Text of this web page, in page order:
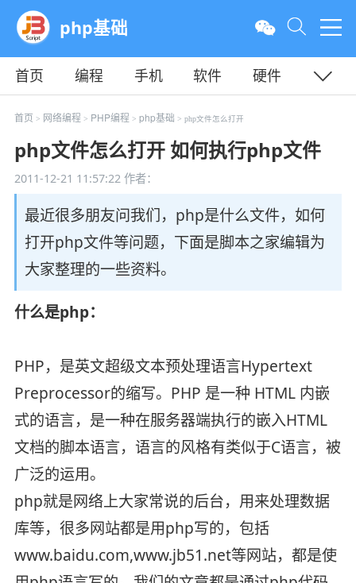
php基础
首页 编程 手机 软件
硬件
教程
平面 服务器
首页 > 网络编程 > PHP编程 > php基础 > php文件怎么打开
php文件怎么打开 如何执行php文件
2011-12-21 11:57:22作者：
最近很多朋友问我们，php是什么文件，如何
打开php文件等问题，下面是脚本之家编辑为
大家整理的一些资料。
什么是php：
PHP，是英文超级文本预处理语言Hypertext
Preprocessor的缩写。PHP 是一种 HTML 内嵌
式的语言，是一种在服务器端执行的嵌入HTML
文档的脚本语言，语言的风格有类似于C语言，被
广泛的运用。
php就是网络上大家常说的后台，用来处理数据
库等，很多网站都是用php写的，包括
www.baidu.com,www.jb51.net等网站，都是使